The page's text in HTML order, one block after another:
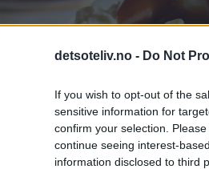
detsoteliv.no - Do Not
If you wish to opt-out of the
sensitive information for
confirm your selection.
continue seeing interest-
information disclosed to third